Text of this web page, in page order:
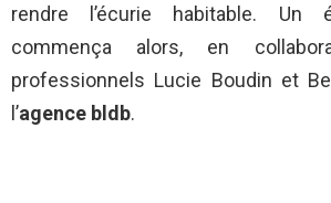
rendre l’écurie habitable. Un
commença alors, en
professionnels Lucie Boudin et
l’agence bldb.